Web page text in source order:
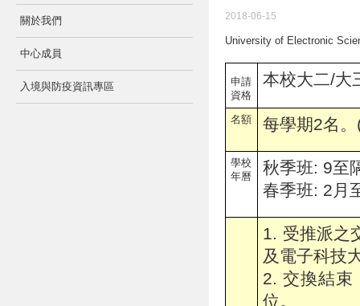
關於我們
中心成員
入境與防疫資訊專區
2018-06-15
University of Electronic
申請
資格
本校大二/大
名額 每學期2名
學校
年曆
秋季班: 9至
春季班: 2月
1. 受推派之
及電子科技
2. 交換結束
位。